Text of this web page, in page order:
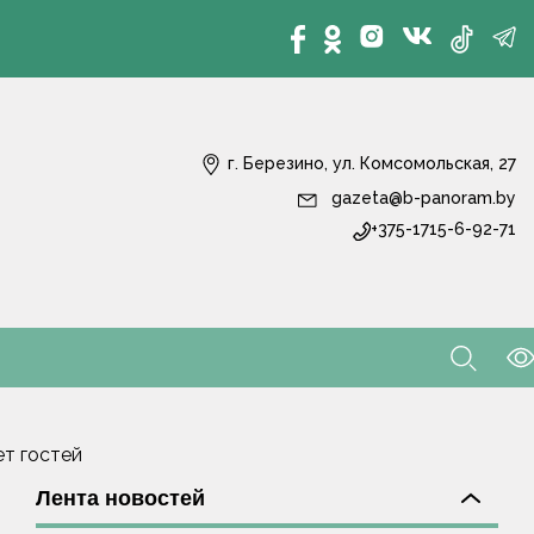
г. Березино, ул. Комсомольская, 27
gazeta@b-panoram.by
+375-1715-6-92-71
гостей
Лента новостей